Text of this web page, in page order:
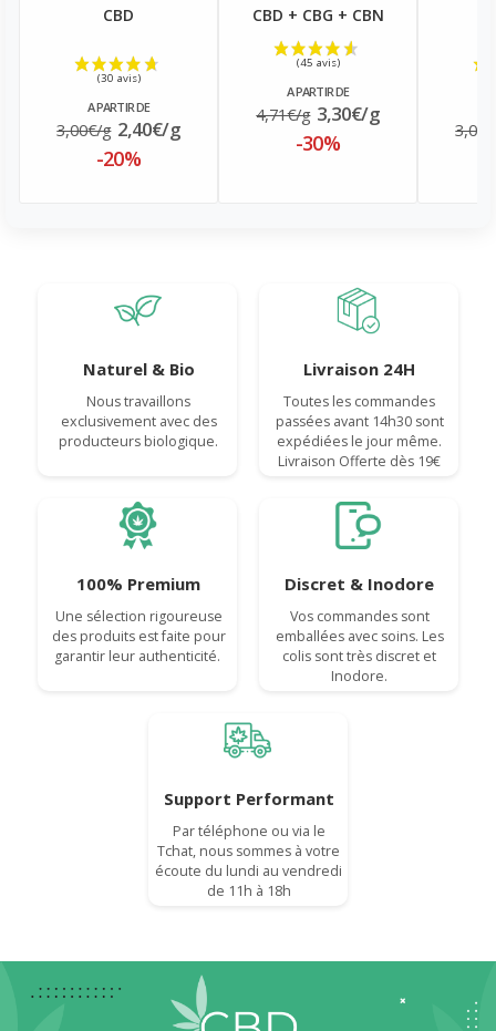
(437 avis) (59 avis)
CBD
A PARTIR DE
3,00€/g 2,40€/g
-20%
CBD + CBG + CBN
A PARTIR DE
4,71€/g 3,30€/g
-30%
Naturel & Bio
Nous travaillons
exclusivement avec des
producteurs biologique.
Livraison 24H
Toutes les commandes
passées avant 14h30 sont
expédiées le jour même.
Livraison Offerte dès 19€
100% Premium
Une sélection rigoureuse
des produits est faite pour
garantir leur authenticité.
Discret & Inodore
Vos commandes sont
emballées avec soins. Les
colis sont très discret et
Inodore.
Support Performant
Par téléphone ou via le
Tchat, nous sommes à votre
écoute du lundi au vendredi
de 11h à 18h